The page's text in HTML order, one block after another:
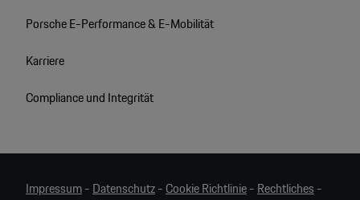
Porsche E-Performance & E-Mobilität
Karriere
Compliance und Integrität
Impressum-Datenschutz-Cookie Richtlinie-Rechtliches-